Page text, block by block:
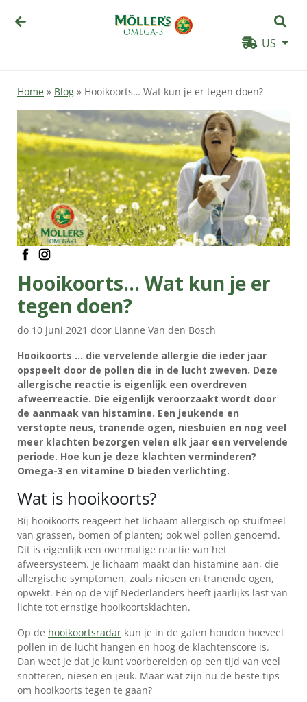
US
Home » Blog » Hooikoorts… Wat kun je er tegen doen?
facebook
Hooikoorts… Wat kun je er
tegen doen?
do 10 juni 2021 door Lianne Van den Bosch
Hooikoorts … die vervelende allergie die ieder jaar
opspeelt door de pollen die in de lucht zweven. Deze
allergische reactie is eigenlijk een overdreven
afweerreactie. Die eigenlijk veroorzaakt wordt door
de aanmaak van histamine. Een jeukende en
verstopte neus, tranende ogen, niesbuien en nog veel
meer klachten bezorgen velen elk jaar een vervelende
periode. Hoe kun je deze klachten verminderen?
Omega-3 en vitamine D bieden verlichting.
Wat is hooikoorts?
Bij hooikoorts reageert het lichaam allergisch op stuifmeel
van grassen, bomen of planten; ook wel pollen genoemd.
Dit is eigenlijk een overmatige reactie van het
afweersysteem. Je lichaam maakt dan histamine aan, die
allergische symptomen, zoals niesen en tranende ogen,
opwekt. Eén op de vijf Nederlanders heeft jaarlijks last van
lichte tot ernstige hooikoortsklachten.
Op de hooikoortsradar kun je in de gaten houden hoeveel
pollen in de lucht hangen en hoog de klachtenscore is.
Dan weet je dat je kunt voorbereiden op een tijd van veel
snotteren, niesen en jeuk. Maar wat zijn nu de beste tips
om hooikoorts tegen te gaan?
PRODUCTEN
MÖLLER’S?
VOORDELEN
VOOR
KINDEREN
VOOR
VOLWASSENEN
VERSCHILLEN
TUSSEN